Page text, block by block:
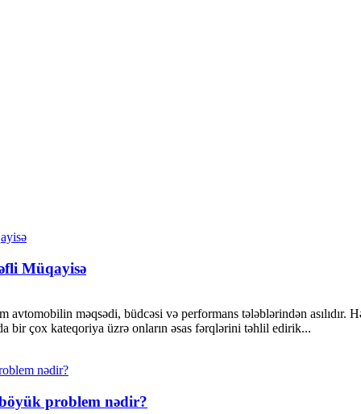
Müqayisə
avtomobilin məqsədi, büdcəsi və performans tələblərindən asılıdır.
bir çox kateqoriya üzrə onların əsas fərqlərini təhlil edirik...
böyük problem nədir?